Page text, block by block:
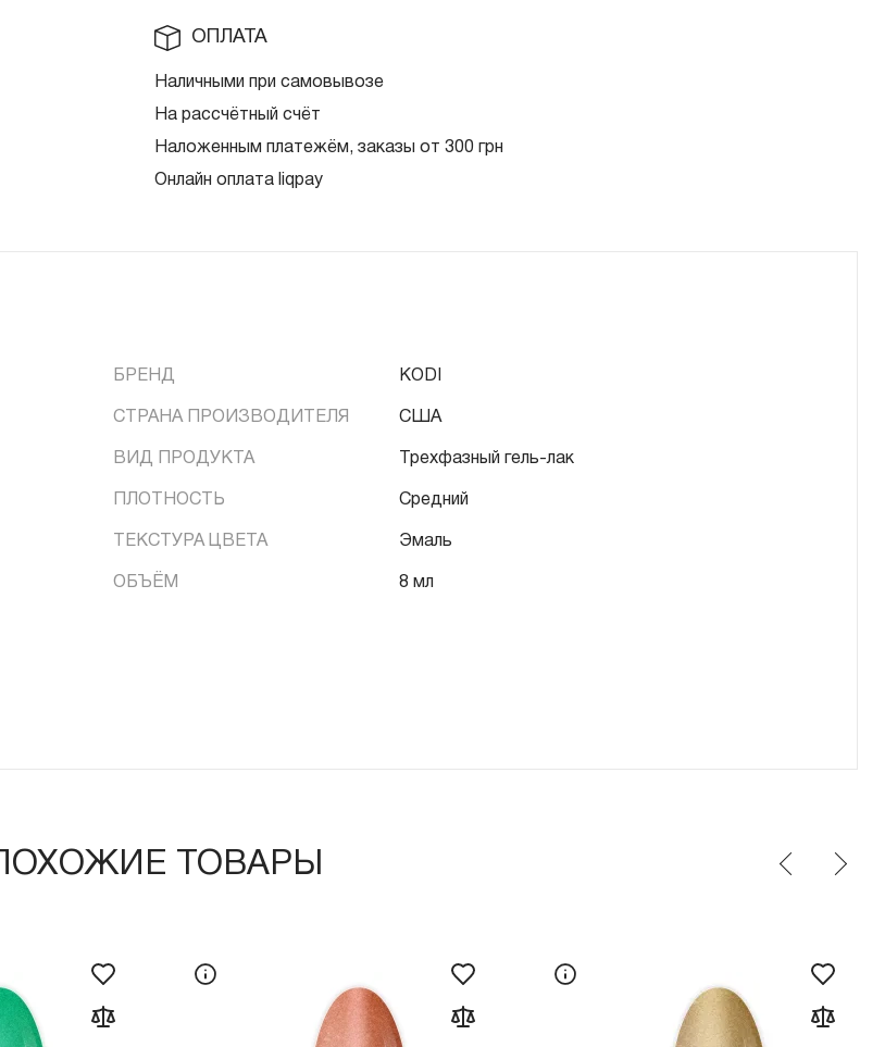
ОПЛАТА
Наличными при самовывозе
На рассчётный счёт
Наложенным платежём, заказы от 300 грн
Онлайн оплата liqpay
БРЕНД KODI
СТРАНА ПРОИЗВОДИТЕЛЯ США
ВИД ПРОДУКТА Трехфазный гель-лак
ПЛОТНОСТЬ Средний
ТЕКСТУРА ЦВЕТА Эмаль
ОБЪЁМ 8 мл
ПОХОЖИЕ ТОВАРЫ